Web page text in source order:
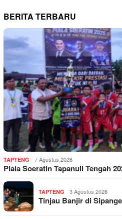
BERITA TERBARU
TAPTENG 7 Agustus 2026
Piala Soeratin Tapanuli Tengah
TAPTENG 3 Agustus 2026
Tinjau Banjir di